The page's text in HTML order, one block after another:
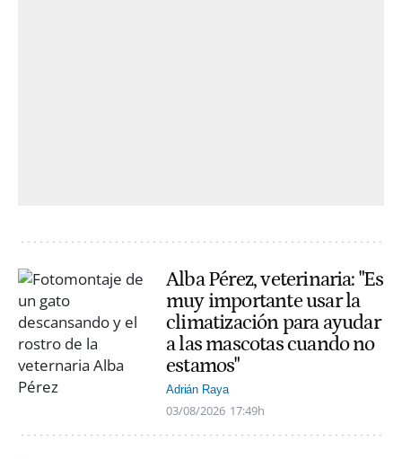
Alba Pérez, veterinaria: "Es
muy importante usar la
climatización para ayudar
a las mascotas cuando no
estamos"
Adrián Raya
03/08/2026 17:49h